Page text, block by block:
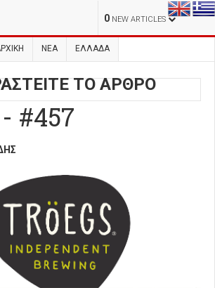
0 NEW ARTICLES
ΝΕΑ ΕΛΛΑΔΑ
ΤΟ ΑΡΘΡΟ
#457